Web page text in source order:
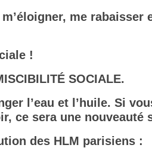
me rabaisser
!
SOCIALE.
l’eau et l’huile. Si
ce sera une nouveauté
des HLM parisiens :